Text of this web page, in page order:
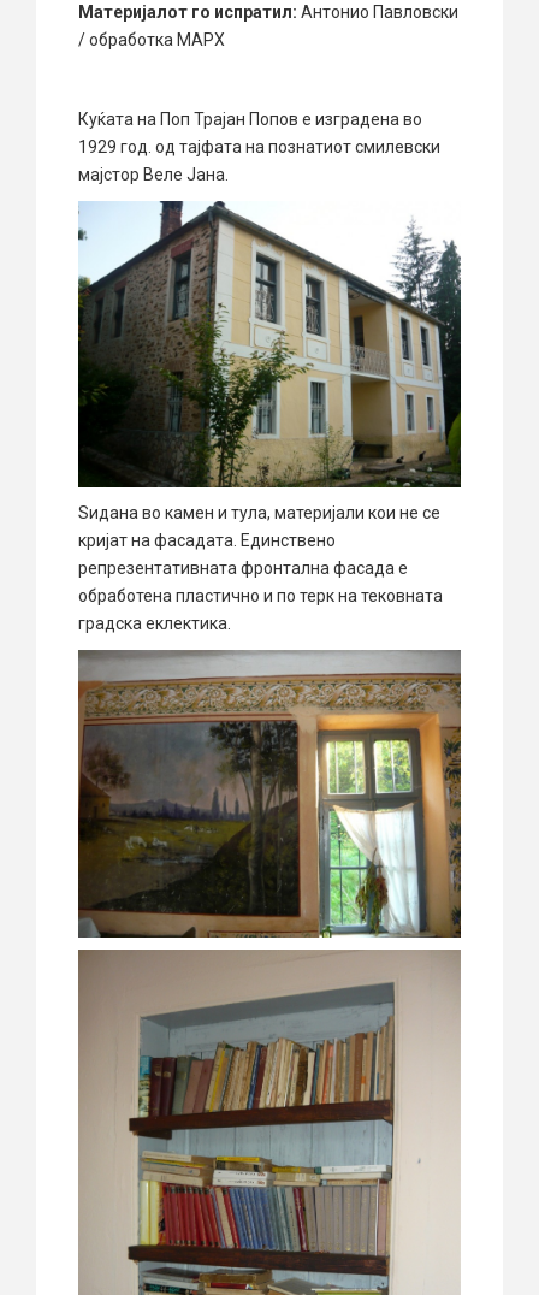
Материјалот го испратил: Антонио Павловски
/ обработка МАРХ
Куќата на Поп Трајан Попов е изградена во
1929 год. од тајфата на познатиот смилевски
мајстор Веле Јана.
Ѕидана во камен и тула, материјали кои не се
кријат на фасадата. Единствено
репрезентативната фронтална фасада е
обработена пластично и по терк на тековната
градска еклектика.